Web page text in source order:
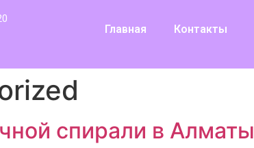
Главная Контакты
спирали в Алматы